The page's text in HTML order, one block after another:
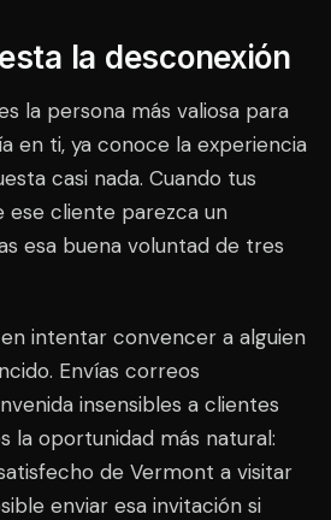
la desconexión
la persona más valiosa para
en ti, ya conoce la experiencia
casi nada. Cuando tus
ese cliente parezca un
esa buena voluntad de tres
intentar convencer a alguien
Envías correos
insensibles a clientes
la oportunidad más natural:
de Vermont a visitar
enviar esa invitación si